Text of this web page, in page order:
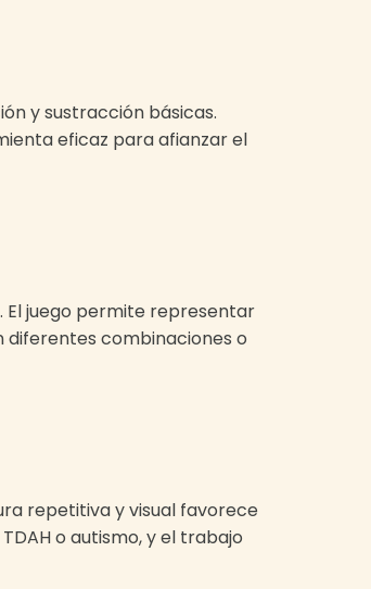
y sustracción básicas.
eficaz para afianzar el
El juego permite representar
diferentes combinaciones o
repetitiva y visual favorece
o autismo, y el trabajo